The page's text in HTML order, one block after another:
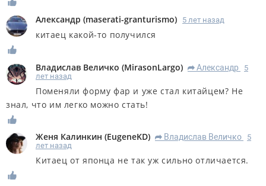
Александр (maserati-granturismo) 5 лет назад
китаец какой-то получился
Владислав Величко (MirasonLargo) R Александр
5
лет назад
Поменяли форму фар и уже стал китайцем? Не
знал, что им легко можно стать!
Женя Калинкин (EugeneKD) R Владислав Величко
5
лет назад
Китаец от японца не так уж сильно отличается.